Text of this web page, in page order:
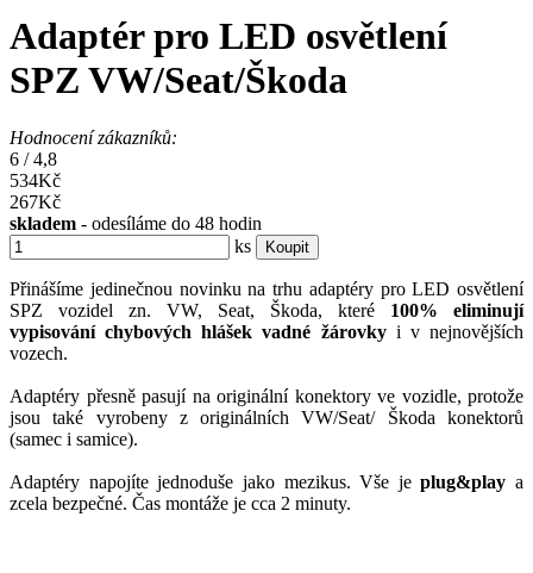
Adaptér pro LED osvětlení
SPZ VW/Seat/Škoda
Hodnocení zákazníků:
6 /4,8
534Kč
267Kč
skladem - odesíláme do 48 hodin
ks
Koupit
Přinášíme jedinečnou novinku na trhu adaptéry pro LED osvětlení
SPZ vozidel zn. VW, Seat, Škoda, které 100% eliminují
vypisování chybových hlášek vadné žárovkyi v nejnovějších
vozech.
Adaptéry přesně pasují na originální konektory ve vozidle, protože
jsou také vyrobeny z originálních VW/Seat/ Škoda konektorů
(samec i samice).
Adaptéry napojíte jednoduše jako mezikus. Vše jeplug&play a
zcela bezpečné. Čas montáže je cca 2 minuty.